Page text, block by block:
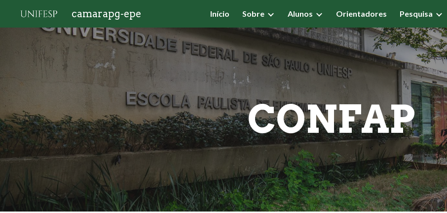
Skip to main content Skip to navigation
camarapg-epe Início Sobre Alunos Orientadores Pesquisa
CONFAP